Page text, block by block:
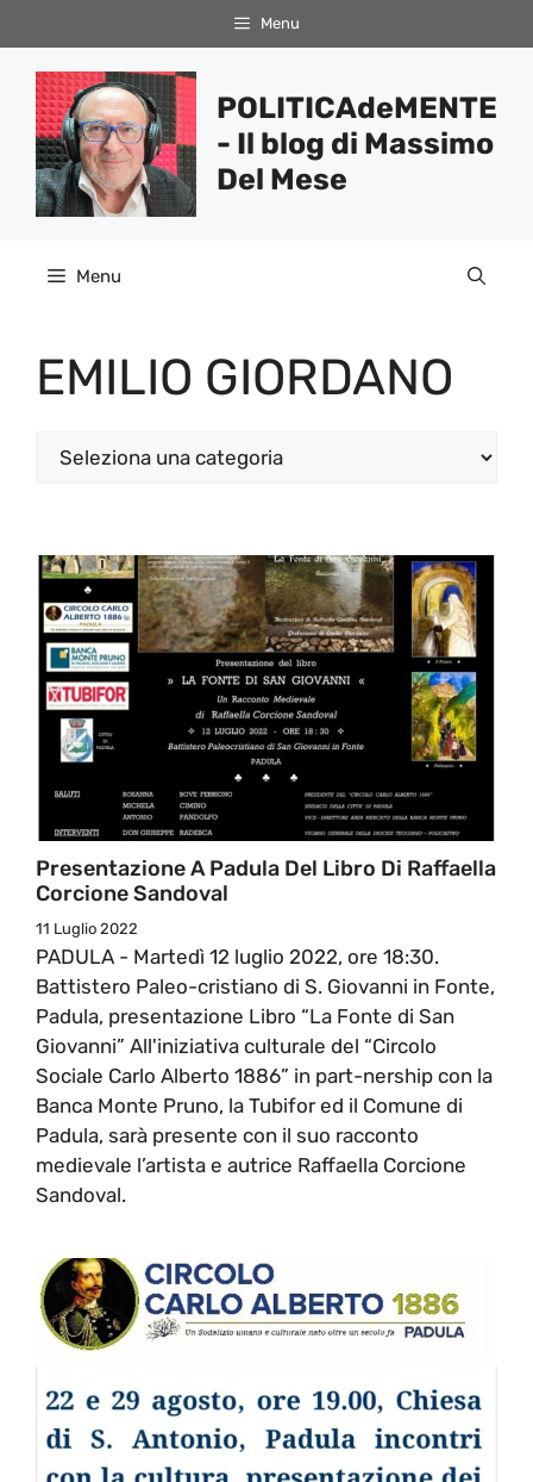
al
contenuto
Menu
POLITICAdeMENTE
- Il blog di Massimo
Del Mese
Menu
EMILIO GIORDANO
Categorie
Presentazione A Padula Del Libro Di Raffaella
Corcione Sandoval
11 Luglio 2022
PADULA - Martedì 12 luglio 2022, ore 18:30.
Battistero Paleo-cristiano di S. Giovanni in Fonte,
Padula, presentazione Libro “La Fonte di San
Giovanni” All'iniziativa culturale del “Circolo
Sociale Carlo Alberto 1886” in part-nership con la
Banca Monte Pruno, la Tubifor ed il Comune di
Padula, sarà presente con il suo racconto
medievale l’artista e autrice Raffaella Corcione
Sandoval.